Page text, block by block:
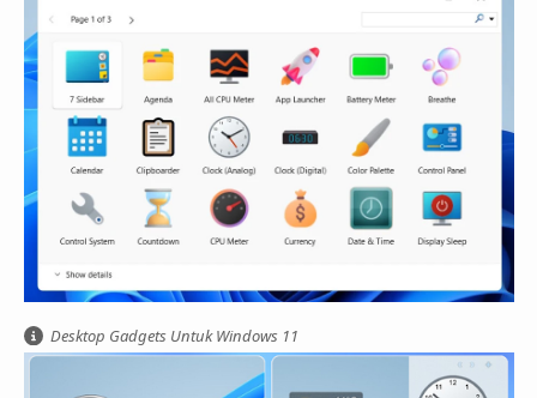
Desktop Gadgets Untuk Windows 11